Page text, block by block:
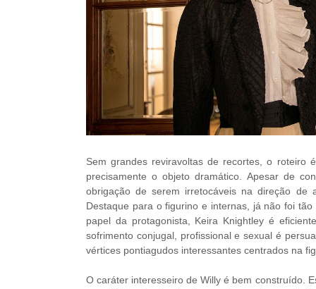
Sem grandes reviravoltas de recortes, o roteiro
precisamente o objeto dramático. Apesar de
obrigação de serem irretocáveis na direção de
Destaque para o figurino e internas, já não foi
papel da protagonista, Keira Knightley é
sofrimento conjugal, profissional e sexual é
vértices pontiagudos interessantes centrados na
O caráter interesseiro de Willy é bem construído.